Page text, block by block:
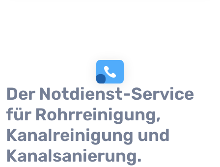
Der Notdienst-Service
für Rohrreinigung,
Kanalreinigung und
Kanalsanierung.